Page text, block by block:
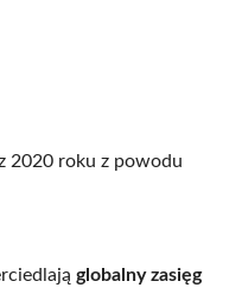
2020 roku z powodu
globalny zasięg